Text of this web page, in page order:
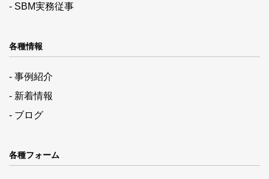
- SBM実務従事
各種情報
- 事例紹介
- 新着情報
- ブログ
各種フォーム